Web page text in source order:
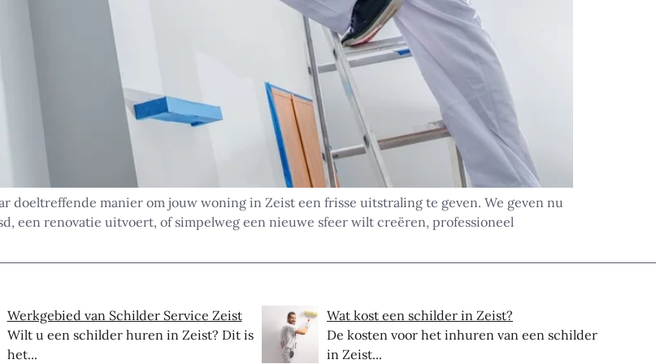
doeltreffende manier om jouw woning in Zeist een frisse uitstraling te geven. We geven nu
een renovatie uitvoert, of simpelweg een nieuwe sfeer wilt creëren, professioneel
Werkgebied van Schilder Service Zeist
Wilt u een schilder huren in Zeist? Dit is
het...
Wat kost een schilder in Zeist?
De kosten voor het inhuren van een schilder
in Zeist...